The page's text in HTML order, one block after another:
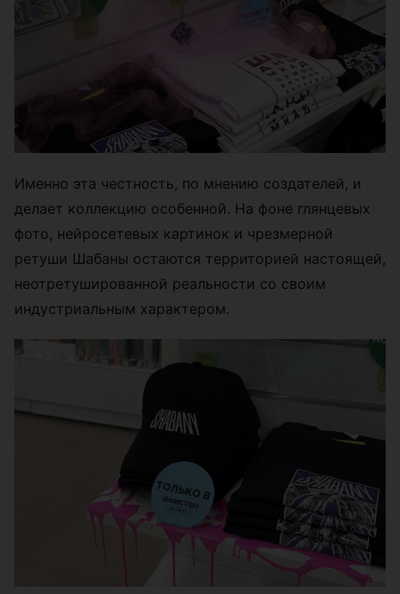
Именно эта честность, по мнению создателей, и
делает коллекцию особенной. На фоне глянцевых
фото, нейросетевых картинок и чрезмерной
ретуши Шабаны остаются территорией настоящей,
неотретушированной реальности со своим
индустриальным характером.